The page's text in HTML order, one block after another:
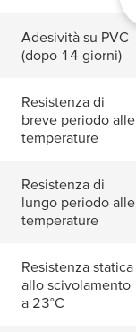
Adesività su PVC
(dopo 14 giorni)
Resistenza di
breve periodo alle
temperature
Resistenza di
lungo periodo alle
temperature
Resistenza statica
allo scivolamento
a 23°C